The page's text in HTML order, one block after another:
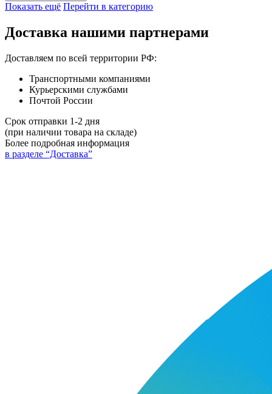
Показать ещё Перейти в категорию
Доставка нашими партнерами
Доставляем по всей территории РФ:
Транспортными компаниями
Курьерскими службами
Почтой России
Срок отправки 1-2 дня
(при наличии товара на складе)
Более подробная информация
в разделе “Доставка”